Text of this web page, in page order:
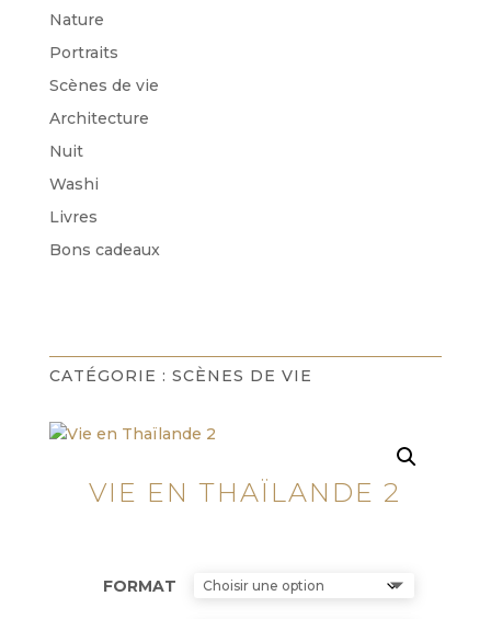
Nature
Portraits
Scènes de vie
Architecture
Nuit
Washi
Livres
Bons cadeaux
CATÉGORIE : SCÈNES DE VIE
VIE EN THAÏLANDE 2
FORMAT